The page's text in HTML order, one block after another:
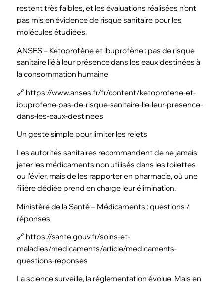
restent très faibles, et les évaluations réalisées n’ont
pas mis en évidence de risque sanitaire pour les
molécules étudiées.
ANSES – Kétoprofène et ibuprofène : pas de risque
sanitaire lié à leur présence dans les eaux destinées à
la consommation humaine
🔗 https://www.anses.fr/fr/content/ketoprofene-et-
ibuprofene-pas-de-risque-sanitaire-lie-leur-presence-
dans-les-eaux-destinees
Un geste simple pour limiter les rejets
Les autorités sanitaires recommandent de ne jamais
jeter les médicaments non utilisés dans les toilettes
ou l’évier, mais de les rapporter en pharmacie, où une
filière dédiée prend en charge leur élimination.
Ministère de la Santé – Médicaments : questions /
réponses
🔗 https://sante.gouv.fr/soins-et-
maladies/medicaments/article/medicaments-
questions-reponses
La science surveille, la réglementation évolue. Mais en